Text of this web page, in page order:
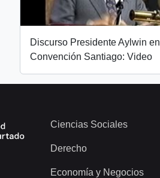
Discurso Presidente Aylwin en
Convención Santiago: Video
Ciencias Sociales
Derecho
Economía y Negocios